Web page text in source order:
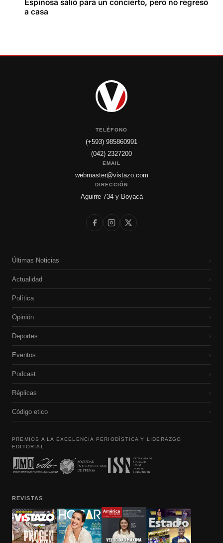
Espinosa salió para un concierto, pero no regresó
a casa
TELÉFONO
(+593) 985860991
(042) 2327200
EMAIL
webmaster@vistazo.com
DIRECCIÓN
Aguirre 734 y Boyacá
Últimas Noticias ›
Actualidad ›
Política ›
Opinión ›
Deportes ›
Eventos ›
Podcast ›
Réplicas ›
Código etico ›
PREMIOS A LA EXCELENCIA PERIODÍSTICA Y LIDERAZGO
EDITORIAL
REVISTAS